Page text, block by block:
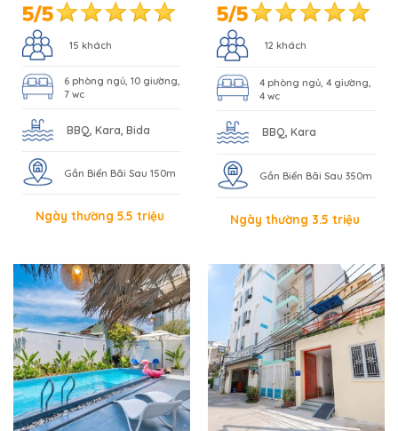
15 khách
6 phòng ngủ, 10 giường,
7 wc
BBQ, Kara, Bida
Gần Biển Bãi Sau 150m
Ngày thường 5.5 triệu
12 khách
4 phòng ngủ, 4 giường,
4 wc
BBQ, Kara
Gần Biển Bãi Sau 350m
Ngày thường 3.5 triệu